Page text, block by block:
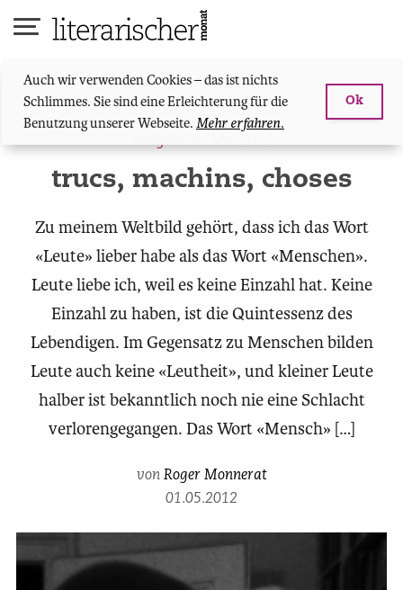
Auch wir verwenden Cookies – das ist nichts
Schlimmes. Sie sind eine Erleichterung für die
Benutzung unserer Webseite. Mehr erfahren.
Ok
Kolumne
trucs, machins, choses
Zu meinem Weltbild gehört, dass ich das Wort
«Leute» lieber habe als das Wort «Menschen».
Leute liebe ich, weil es keine Einzahl hat. Keine
Einzahl zu haben, ist die Quintessenz des
Lebendigen. Im Gegensatz zu Menschen bilden
Leute auch keine «Leutheit», und kleiner Leute
halber ist bekanntlich noch nie eine Schlacht
verlorengegangen. Das Wort «Mensch» […]
von Roger Monnerat
01.05.2012